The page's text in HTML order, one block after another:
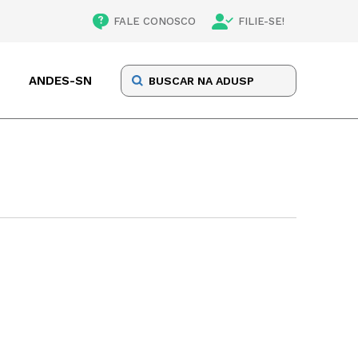
FALE CONOSCO FILIE-SE!
ANDES-SN